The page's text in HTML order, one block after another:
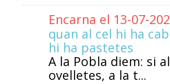
Encarna el 13-07-
quan al cel hi ha
hi ha pastetes
A la Pobla diem: si
ovelletes, a la t...